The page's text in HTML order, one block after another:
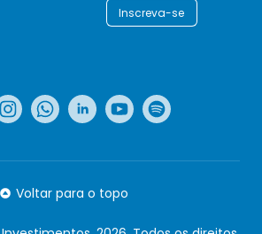
Inscreva-se
Voltar para o topo